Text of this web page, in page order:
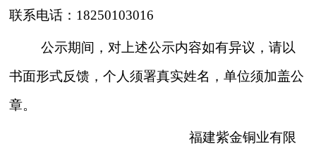
联系电话： 18250103016
公示期间，对上述公示内容如有异议，请以
书面形式反馈，个人须署真实姓名，单位须加盖公
章。
福建紫金铜业有限